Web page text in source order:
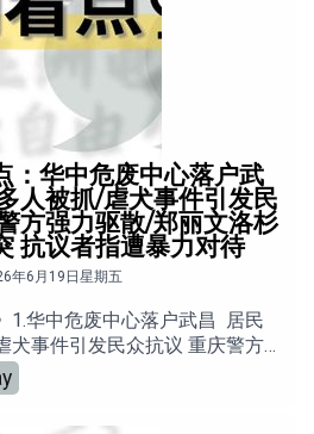
：华中危废中心落户武
人被抓/虐犬事件引发民
方强力驱散/郑丽文洛杉
抗议者指遭暴力对待
年6月19日星期五
1.华中危废中心落户武昌 居民
犬事件引发民众抗议 重庆警方
约教会江油聚会遭冲击 33人被
告揭中国看守所系统性侵权5.郑
冲突 抗议者指遭暴力对待